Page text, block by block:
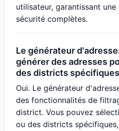
utilisateur, garantissant
sécurité complètes.
Le générateur
générer des adresses
des districts
Oui. Le générateur
des fonctionnalités de
district. Vous pouvez
ou des districts